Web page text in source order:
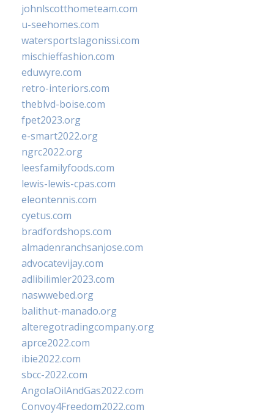
johnlscotthometeam.com
u-seehomes.com
watersportslagonissi.com
mischieffashion.com
eduwyre.com
retro-interiors.com
theblvd-boise.com
fpet2023.org
e-smart2022.org
ngrc2022.org
leesfamilyfoods.com
lewis-lewis-cpas.com
eleontennis.com
cyetus.com
bradfordshops.com
almadenranchsanjose.com
advocatevijay.com
adlibilimler2023.com
naswwebed.org
balithut-manado.org
alteregotradingcompany.org
aprce2022.com
ibie2022.com
sbcc-2022.com
AngolaOilAndGas2022.com
Convoy4Freedom2022.com